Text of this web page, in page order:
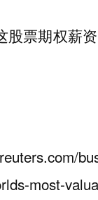
股票期权薪
most-